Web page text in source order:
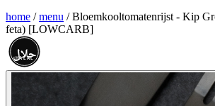
home / menu / Bloemkooltomatenrijst - Kip
feta) [LOWCARB]
حلال
HALAL